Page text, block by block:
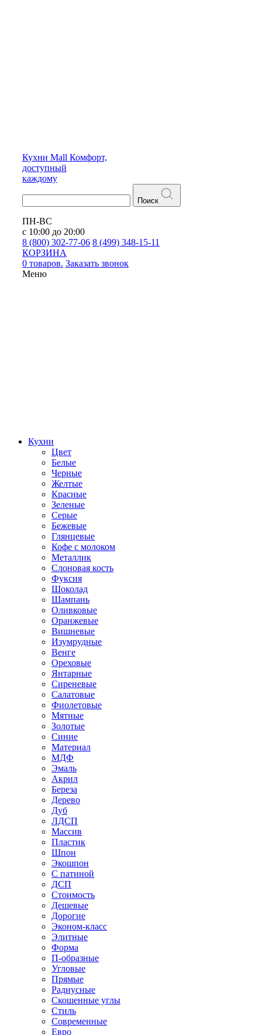
Кухни Mall Комфорт,
доступный
каждому
Поиск
ПН-ВС
с 10:00 до 20:00
8 (800) 302-77-06 8 (499) 348-15-11
КОРЗИНА
0 товаров. Заказать звонок
Меню
Кухни
Цвет
Белые
Черные
Желтые
Красные
Зеленые
Серые
Бежевые
Глянцевые
Кофе с молоком
Металлик
Слоновая кость
Фуксия
Шоколад
Шампань
Оливковые
Оранжевые
Вишневые
Изумрудные
Венге
Ореховые
Янтарные
Сиреневые
Салатовые
Фиолетовые
Мятные
Золотые
Синие
Материал
МДФ
Эмаль
Акрил
Береза
Дерево
Дуб
ЛДСП
Массив
Пластик
Шпон
Экошпон
С патиной
ДСП
Стоимость
Дешевые
Дорогие
Эконом-класс
Элитные
Форма
П-образные
Угловые
Прямые
Радиусные
Скошенные углы
Стиль
Современные
Евро